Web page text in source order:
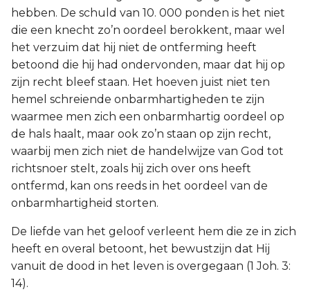
hebben. De schuld van 10. 000 ponden is het niet
die een knecht zo’n oordeel berokkent, maar wel
het verzuim dat hij niet de ontferming heeft
betoond die hij had ondervonden, maar dat hij op
zijn recht bleef staan. Het hoeven juist niet ten
hemel schreiende onbarmhartigheden te zijn
waarmee men zich een onbarmhartig oordeel op
de hals haalt, maar ook zo’n staan op zijn recht,
waarbij men zich niet de handelwijze van God tot
richtsnoer stelt, zoals hij zich over ons heeft
ontfermd, kan ons reeds in het oordeel van de
onbarmhartigheid storten.
De liefde van het geloof verleent hem die ze in zich
heeft en overal betoont, het bewustzijn dat Hij
vanuit de dood in het leven is overgegaan (1 Joh. 3:
14).